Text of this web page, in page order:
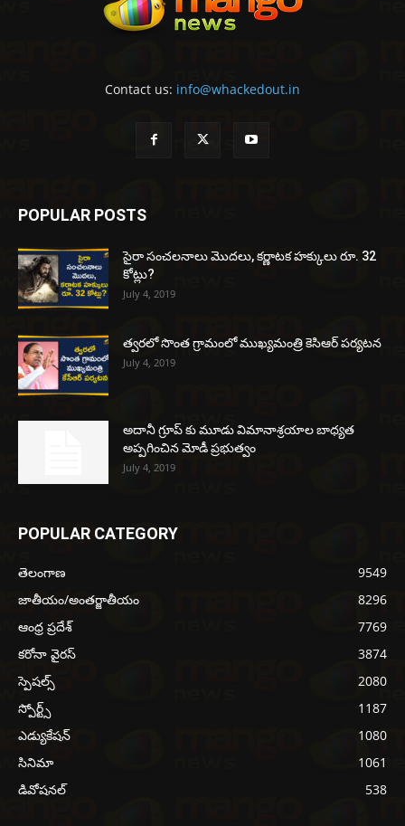
Contact us: info@whackedout.in
POPULAR POSTS
సైరా సంచలనాలు మొదలు, కర్ణాటక హక్కులు రూ. 32
కోట్లు?
July 4, 2019
త్వరలో సొంత గ్రామంలో ముఖ్యమంత్రి కెసిఆర్ పర్యటన
July 4, 2019
అదానీ గ్రూప్ కు మూడు విమానాశ్రయాల బాధ్యత
అప్పగించిన మోడీ ప్రభుత్వం
July 4, 2019
POPULAR CATEGORY
తెలంగాణ
9549
జాతీయం/అంతర్జాతీయం
8296
ఆంధ్ర ప్రదేశ్
7769
కరోనా వైరస్
3874
స్పెషల్స్
2080
స్పోర్ట్స్
1187
ఎడ్యుకేషన్
1080
సినిమా
1061
డివోషనల్
538